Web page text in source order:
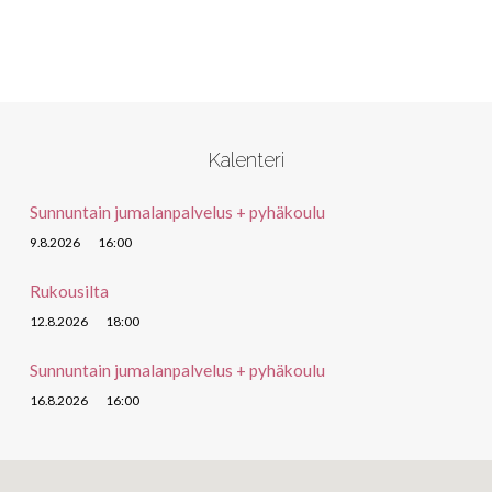
Kalenteri
Sunnuntain jumalanpalvelus + pyhäkoulu
9.8.2026 16:00
Rukousilta
12.8.2026 18:00
Sunnuntain jumalanpalvelus + pyhäkoulu
16.8.2026 16:00